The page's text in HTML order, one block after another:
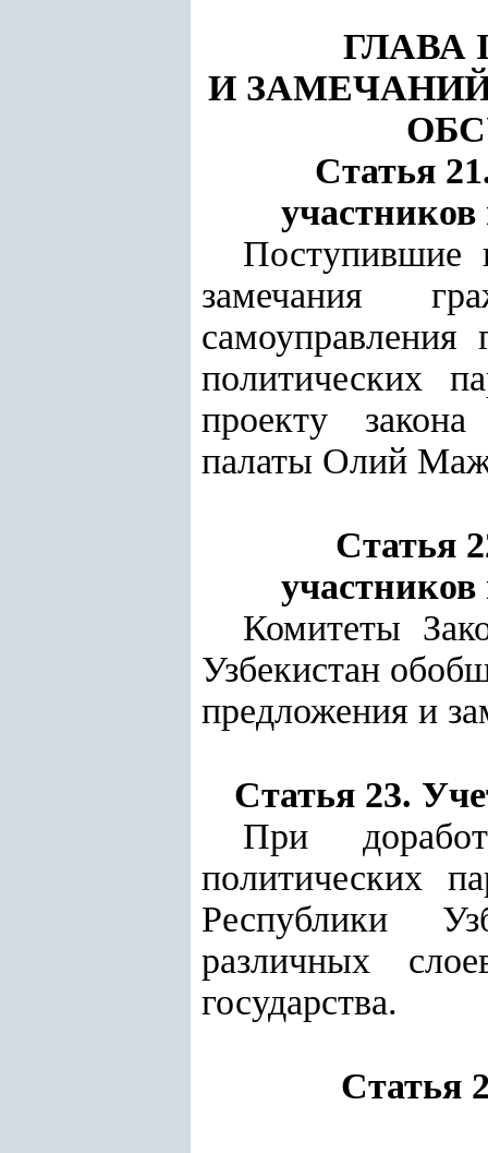
ГЛАВА
И
Статья
участников
Поступившие
замечания
самоуправления
политических
проекту закона
палаты Олий
Статья
участников
Комитеты
Узбекистан
предложения и
Статья 23.
При
политических
Республики
различных
государства.
Статья